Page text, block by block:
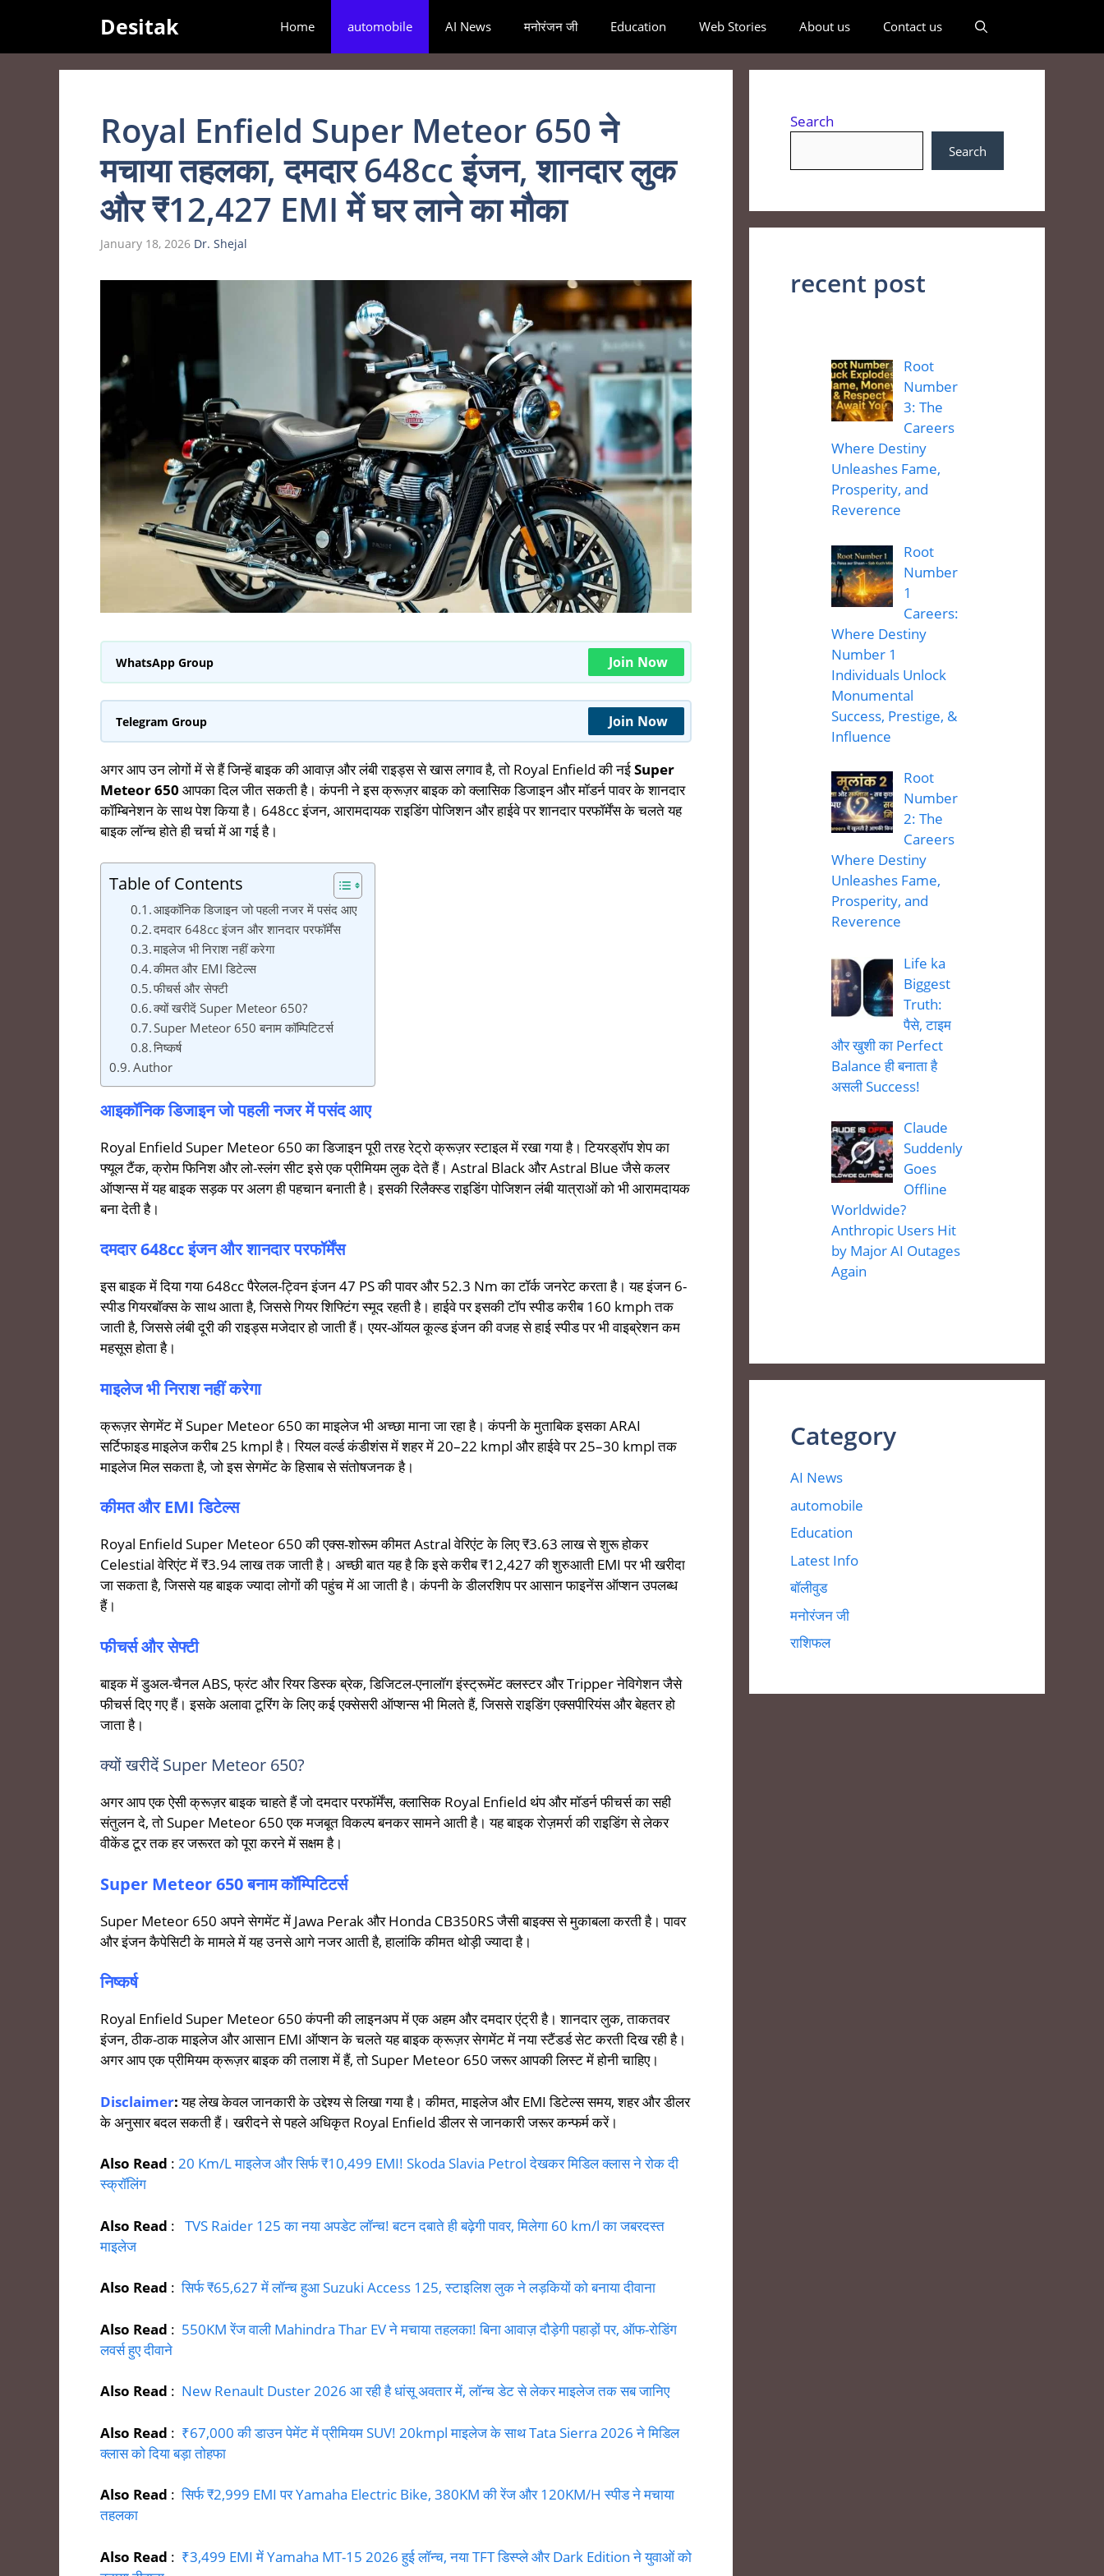
content
Desitak Home automobile AI News मनोरंजन जी Education Web Stories About us Contact us
Royal Enfield Super Meteor 650 ने
मचाया तहलका, दमदार 648cc इंजन, शानदार लुक
और ₹12,427 EMI में घर लाने का मौका
January 18, 2026 Dr. Shejal
WhatsApp Group Join Now
Telegram Group Join Now
अगर आप उन लोगों में से हैं जिन्हें बाइक की आवाज़ और लंबी राइड्स से खास लगाव है, तो Royal Enfield की नईSuper
Meteor 650 आपका दिल जीत सकती है। कंपनी ने इस क्रूज़र बाइक को क्लासिक डिजाइन और मॉडर्न पावर के शानदार
कॉम्बिनेशन के साथ पेश किया है। 648cc इंजन, आरामदायक राइडिंग पोजिशन और हाईवे पर शानदार परफॉर्मेंस के चलते यह
बाइक लॉन्च होते ही चर्चा में आ गई है।
Table of Contents
आइकॉनिक डिजाइन जो पहली नजर में पसंद आए
दमदार 648cc इंजन और शानदार परफॉर्मेंस
माइलेज भी निराश नहीं करेगा
कीमत और EMI डिटेल्स
फीचर्स और सेफ्टी
क्यों खरीदें Super Meteor 650?
Super Meteor 650 बनाम कॉम्पिटिटर्स
निष्कर्ष
Author
आइकॉनिक डिजाइन जो पहली नजर में पसंद आए
Royal Enfield Super Meteor 650 का डिजाइन पूरी तरह रेट्रो क्रूज़र स्टाइल में रखा गया है। टियरड्रॉप शेप का
फ्यूल टैंक, क्रोम फिनिश और लो-स्लंग सीट इसे एक प्रीमियम लुक देते हैं। Astral Black और Astral Blue जैसे कलर
ऑप्शन्स में यह बाइक सड़क पर अलग ही पहचान बनाती है। इसकी रिलैक्स्ड राइडिंग पोजिशन लंबी यात्राओं को भी आरामदायक
बना देती है।
दमदार 648cc इंजन और शानदार परफॉर्मेंस
इस बाइक में दिया गया 648cc पैरेलल-ट्विन इंजन 47 PS की पावर और 52.3 Nm का टॉर्क जनरेट करता है। यह इंजन 6-
स्पीड गियरबॉक्स के साथ आता है, जिससे गियर शिफ्टिंग स्मूद रहती है। हाईवे पर इसकी टॉप स्पीड करीब 160 kmph तक
जाती है, जिससे लंबी दूरी की राइड्स मजेदार हो जाती हैं। एयर-ऑयल कूल्ड इंजन की वजह से हाई स्पीड पर भी वाइब्रेशन कम
महसूस होता है।
माइलेज भी निराश नहीं करेगा
क्रूज़र सेगमेंट में Super Meteor 650 का माइलेज भी अच्छा माना जा रहा है। कंपनी के मुताबिक इसका ARAI
सर्टिफाइड माइलेज करीब 25 kmpl है। रियल वर्ल्ड कंडीशंस में शहर में 20–22 kmpl और हाईवे पर 25–30 kmpl तक
माइलेज मिल सकता है, जो इस सेगमेंट के हिसाब से संतोषजनक है।
कीमत और EMI डिटेल्स
Royal Enfield Super Meteor 650 की एक्स-शोरूम कीमत Astral वेरिएंट के लिए ₹3.63 लाख से शुरू होकर
Celestial वेरिएंट में ₹3.94 लाख तक जाती है। अच्छी बात यह है कि इसे करीब ₹12,427 की शुरुआती EMI पर भी खरीदा
जा सकता है, जिससे यह बाइक ज्यादा लोगों की पहुंच में आ जाती है। कंपनी के डीलरशिप पर आसान फाइनेंस ऑप्शन उपलब्ध
हैं।
फीचर्स और सेफ्टी
बाइक में डुअल-चैनल ABS, फ्रंट और रियर डिस्क ब्रेक, डिजिटल-एनालॉग इंस्ट्रूमेंट क्लस्टर और Tripper नेविगेशन जैसे
फीचर्स दिए गए हैं। इसके अलावा टूरिंग के लिए कई एक्सेसरी ऑप्शन्स भी मिलते हैं, जिससे राइडिंग एक्सपीरियंस और बेहतर हो
जाता है।
क्यों खरीदें Super Meteor 650?
अगर आप एक ऐसी क्रूज़र बाइक चाहते हैं जो दमदार परफॉर्मेंस, क्लासिक Royal Enfield थंप और मॉडर्न फीचर्स का सही
संतुलन दे, तो Super Meteor 650 एक मजबूत विकल्प बनकर सामने आती है। यह बाइक रोज़मर्रा की राइडिंग से लेकर
वीकेंड टूर तक हर जरूरत को पूरा करने में सक्षम है।
Super Meteor 650 बनाम कॉम्पिटिटर्स
Super Meteor 650 अपने सेगमेंट में Jawa Perak और Honda CB350RS जैसी बाइक्स से मुकाबला करती है। पावर
और इंजन कैपेसिटी के मामले में यह उनसे आगे नजर आती है, हालांकि कीमत थोड़ी ज्यादा है।
निष्कर्ष
Royal Enfield Super Meteor 650 कंपनी की लाइनअप में एक अहम और दमदार एंट्री है। शानदार लुक, ताकतवर
इंजन, ठीक-ठाक माइलेज और आसान EMI ऑप्शन के चलते यह बाइक क्रूज़र सेगमेंट में नया स्टैंडर्ड सेट करती दिख रही है।
अगर आप एक प्रीमियम क्रूज़र बाइक की तलाश में हैं, तो Super Meteor 650 जरूर आपकी लिस्ट में होनी चाहिए।
Disclaimer:यह लेख केवल जानकारी के उद्देश्य से लिखा गया है। कीमत, माइलेज और EMI डिटेल्स समय, शहर और डीलर
के अनुसार बदल सकती हैं। खरीदने से पहले अधिकृत Royal Enfield डीलर से जानकारी जरूर कन्फर्म करें।
Also Read : 20 Km/L माइलेज और सिर्फ ₹10,499 EMI! Skoda Slavia Petrol देखकर मिडिल क्लास ने रोक दी
स्क्रॉलिंग
Also Read : TVS Raider 125 का नया अपडेट लॉन्च! बटन दबाते ही बढ़ेगी पावर, मिलेगा 60 km/l का जबरदस्त
माइलेज
Also Read :सिर्फ ₹65,627 में लॉन्च हुआ Suzuki Access 125, स्टाइलिश लुक ने लड़कियों को बनाया दीवाना
Also Read : 550KM रेंज वाली Mahindra Thar EV ने मचाया तहलका! बिना आवाज़ दौड़ेगी पहाड़ों पर, ऑफ-रोडिंग
लवर्स हुए दीवाने
Also Read : New Renault Duster 2026 आ रही है धांसू अवतार में, लॉन्च डेट से लेकर माइलेज तक सब जानिए
Also Read : ₹67,000 की डाउन पेमेंट में प्रीमियम SUV! 20kmpl माइलेज के साथ Tata Sierra 2026 ने मिडिल
क्लास को दिया बड़ा तोहफा
Also Read :सिर्फ ₹2,999 EMI पर Yamaha Electric Bike, 380KM की रेंज और 120KM/H स्पीड ने मचाया
तहलका
Also Read : ₹3,499 EMI में Yamaha MT-15 2026 हुई लॉन्च, नया TFT डिस्प्ले और Dark Edition ने युवाओं को
Search
Search
recent post
Root
Number
3: The
Careers
Where Destiny
Unleashes Fame,
Prosperity, and
Reverence
Root
Number
1
Careers:
Where Destiny
Number 1
Individuals Unlock
Monumental
Success, Prestige, &
Influence
Root
Number
2: The
Careers
Where Destiny
Unleashes Fame,
Prosperity, and
Reverence
Life ka
Biggest
Truth:
पैसे, टाइम
और खुशी का Perfect
Balance ही बनाता है
असली Success!
Claude
Suddenly
Goes
Offline
Worldwide?
Anthropic Users Hit
by Major AI Outages
Again
Category
AI News
automobile
Education
Latest Info
बॉलीवुड
मनोरंजन जी
राशिफल